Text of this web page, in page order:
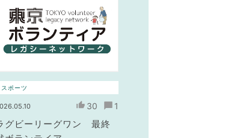
スポーツ
30 1
グビーリーグワン 最終